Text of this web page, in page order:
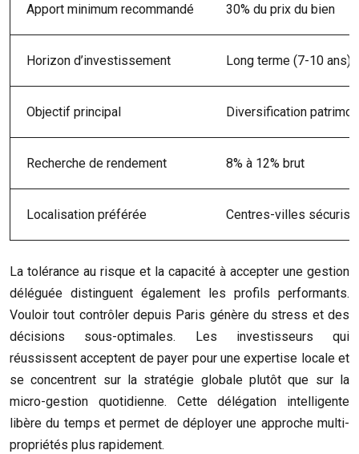
Apport minimum recommandé 30% du prix du bien
Horizon d’investissement Long terme (7-10 ans)
Objectif principal Diversification
Recherche de rendement 8% à 12% brut
Localisation préférée Centres-villes
La tolérance au risque et la capacité à accepter une gestion
déléguée distinguent également les profils performants.
Vouloir tout contrôler depuis Paris génère du stress et des
décisions sous-optimales. Les investisseurs qui
réussissent acceptent de payer pour une expertise locale et
se concentrent sur la stratégie globale plutôt que sur la
micro-gestion quotidienne. Cette délégation intelligente
libère du temps et permet de déployer une approche multi-
propriétés plus rapidement.